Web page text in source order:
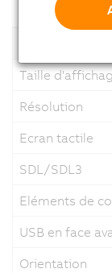
Taille
Résolution
Ecran tactile
SDL/SDL3
Eléments de
USB en face
Orientation